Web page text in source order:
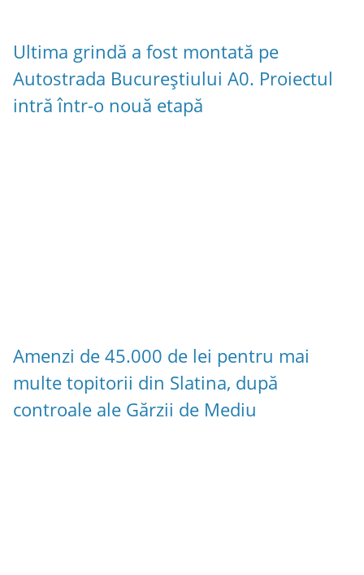
Ultima grindă a fost montată pe
Autostrada Bucureștiului A0. Proiectul
intră într-o nouă etapă
Amenzi de 45.000 de lei pentru mai
multe topitorii din Slatina, după
controale ale Gărzii de Mediu